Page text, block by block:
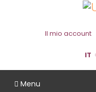
Il mio account
IT
Menu